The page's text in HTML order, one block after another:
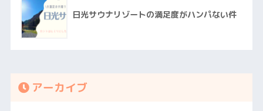
日光サウナリゾートの満足度がハンパない件
アーカイブ